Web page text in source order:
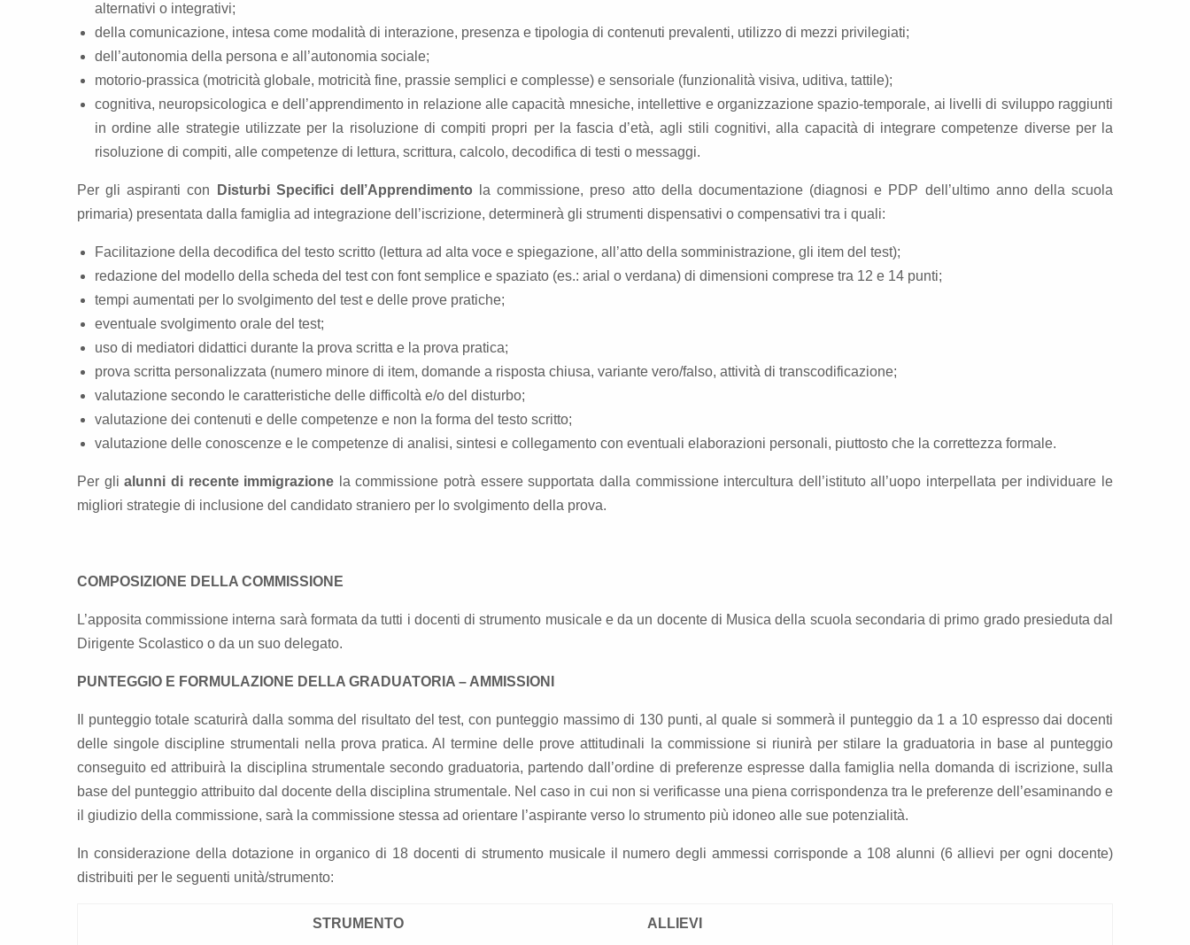
alternativi o integrativi;
della comunicazione, intesa come modalità di interazione, presenza e tipologia di contenuti prevalenti, utilizzo di mezzi privilegiati;
dell’autonomia della persona e all’autonomia sociale;
motorio-prassica (motricità globale, motricità fine, prassie semplici e complesse) e sensoriale (funzionalità visiva, uditiva, tattile);
cognitiva, neuropsicologica e dell’apprendimento in relazione alle capacità mnesiche, intellettive e organizzazione spazio-temporale, ai livelli di sviluppo raggiunti
in ordine alle strategie utilizzate per la risoluzione di compiti propri per la fascia d’età, agli stili cognitivi, alla capacità di integrare competenze diverse per la
risoluzione di compiti, alle competenze di lettura, scrittura, calcolo, decodifica di testi o messaggi.
Per gli aspiranti con Disturbi Specifici dell’Apprendimento la commissione, preso atto della documentazione (diagnosi e PDP dell’ultimo anno della scuola
primaria) presentata dalla famiglia ad integrazione dell’iscrizione, determinerà gli strumenti dispensativi o compensativi tra i quali:
Facilitazione della decodifica del testo scritto (lettura ad alta voce e spiegazione, all’atto della somministrazione, gli item del test);
redazione del modello della scheda del test con font semplice e spaziato (es.: arial o verdana) di dimensioni comprese tra 12 e 14 punti;
tempi aumentati per lo svolgimento del test e delle prove pratiche;
eventuale svolgimento orale del test;
uso di mediatori didattici durante la prova scritta e la prova pratica;
prova scritta personalizzata (numero minore di item, domande a risposta chiusa, variante vero/falso, attività di transcodificazione;
valutazione secondo le caratteristiche delle difficoltà e/o del disturbo;
valutazione dei contenuti e delle competenze e non la forma del testo scritto;
valutazione delle conoscenze e le competenze di analisi, sintesi e collegamento con eventuali elaborazioni personali, piuttosto che la correttezza formale.
Per glialunni di recente immigrazione la commissione potrà essere supportata dalla commissione intercultura dell’istituto all’uopo interpellata per individuare le
migliori strategie di inclusione del candidato straniero per lo svolgimento della prova.
COMPOSIZIONE DELLA COMMISSIONE
L’apposita commissione interna sarà formata da tutti i docenti di strumento musicale e da un docente di Musica della scuola secondaria di primo grado presieduta dal
Dirigente Scolastico o da un suo delegato.
PUNTEGGIO E FORMULAZIONE DELLA GRADUATORIA – AMMISSIONI
Il punteggio totale scaturirà dalla somma del risultato del test, con punteggio massimo di 130 punti, al quale si sommerà il punteggio da 1 a 10 espresso dai docenti
delle singole discipline strumentali nella prova pratica. Al termine delle prove attitudinali la commissione si riunirà per stilare la graduatoria in base al punteggio
conseguito ed attribuirà la disciplina strumentale secondo graduatoria, partendo dall’ordine di preferenze espresse dalla famiglia nella domanda di iscrizione, sulla
base del punteggio attribuito dal docente della disciplina strumentale. Nel caso in cui non si verificasse una piena corrispondenza tra le preferenze dell’esaminando e
il giudizio della commissione, sarà la commissione stessa ad orientare l’aspirante verso lo strumento più idoneo alle sue potenzialità.
In considerazione della dotazione in organico di 18 docenti di strumento musicale il numero degli ammessi corrisponde a 108 alunni (6 allievi per ogni docente)
distribuiti per le seguenti unità/strumento:
STRUMENTO ALLIEVI